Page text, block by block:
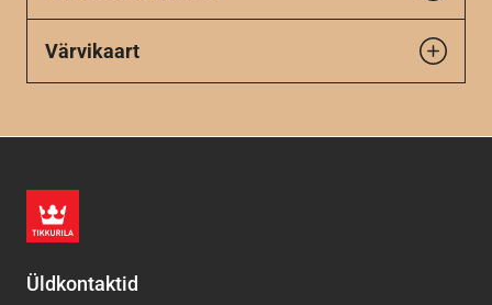
Värvikaart
Üldkontaktid